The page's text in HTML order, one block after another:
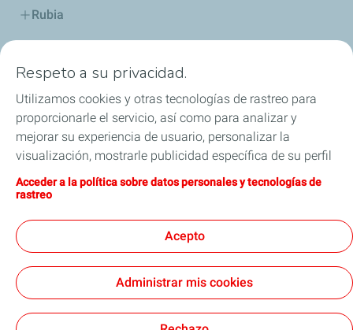
Rubia
Lubricantes y especialidades
Distribuidores
TWC
Competición
Legal Cookies
Respeto a su privacidad.
Utilizamos cookies y otras tecnologías de rastreo para
proporcionarle el servicio, así como para analizar y
mejorar su experiencia de usuario, personalizar la
visualización, mostrarle publicidad específica de su perfil
en este sitio y en nuestros sitios asociados, y permitirle
compartir nuestro contenido en las redes sociales. Puede
momento haciendo clic en el botón «Gérer mes cookies»
(Gestionar cookies). Al hacer clic en el botón «J’accepte»
(Aceptar), nos autoriza a depositar la totalidad de las
cookies. Si hace clic en «Je refuse» (Rechazar),
estrictamente necesarias para el correcto funcionamiento
Acceder a la política sobre datos personales y tecnologías de
rastreo
Acepto
Administrar mis cookies